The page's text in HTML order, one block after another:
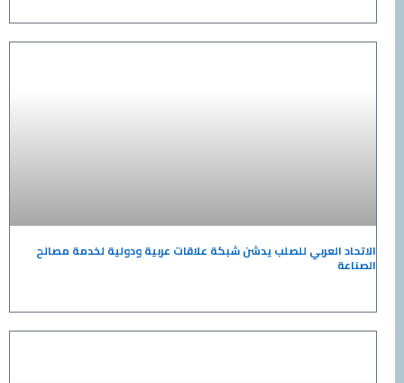
العربي للصلب يدشن شبكة علاقات عربية ودولية لخدمة مصالح